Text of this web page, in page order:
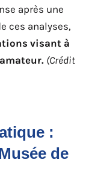
après une
ces analyses,
visant à
(Crédit
:
de